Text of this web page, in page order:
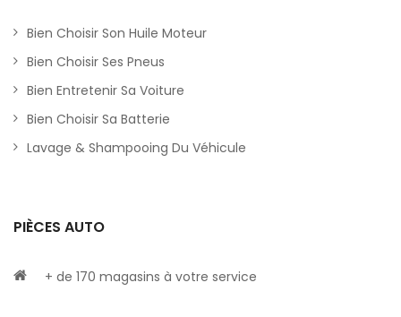
Bien Choisir Son Huile Moteur
Bien Choisir Ses Pneus
Bien Entretenir Sa Voiture
Bien Choisir Sa Batterie
Lavage & Shampooing Du Véhicule
PIÈCES AUTO
+ de 170 magasins à votre service